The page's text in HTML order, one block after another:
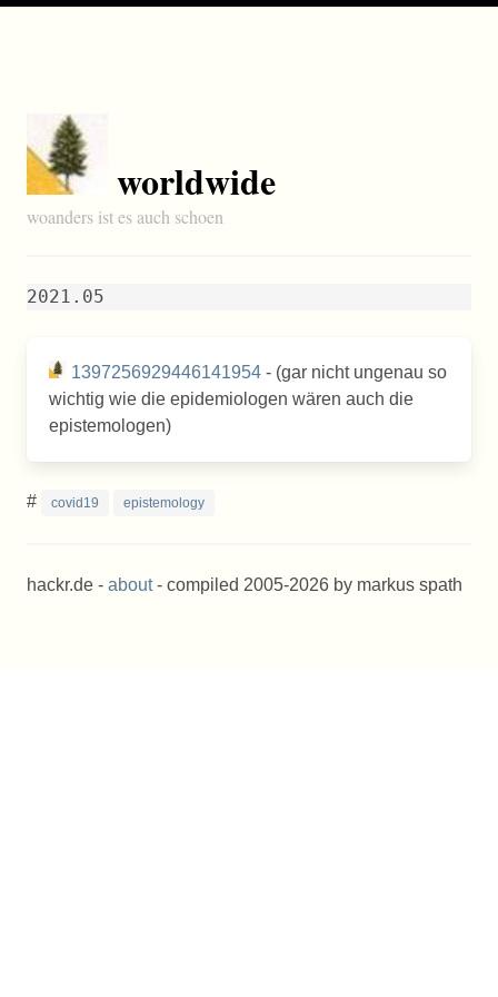
worldwide
woanders ist es auch schoen
2021.05
1397256929446141954 - (gar nicht ungenau so
wichtig wie die epidemiologen wären auch die
epistemologen)
# covid19 epistemology
hackr.de - about- compiled 2005-2026 by markus spath